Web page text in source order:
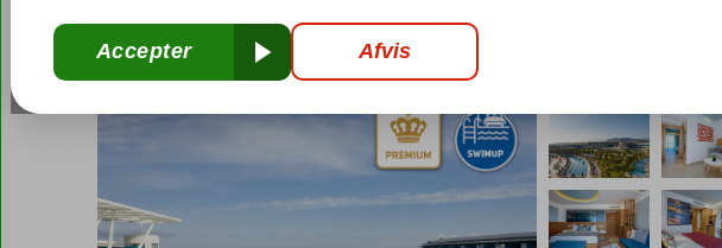
Lyttos Mare
All Inclusive-Hotel